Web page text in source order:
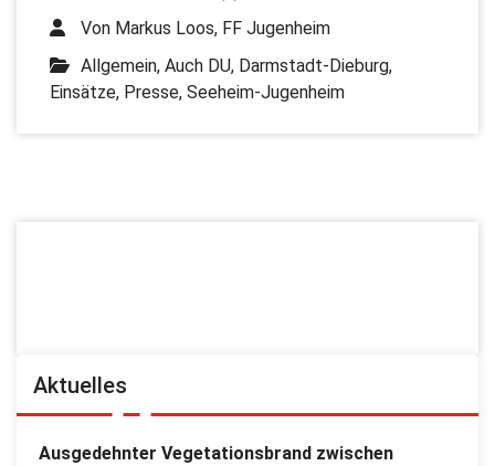
Von Markus Loos, FF Jugenheim
Allgemein, Auch DU, Darmstadt-Dieburg,
Einsätze, Presse, Seeheim-Jugenheim
Aktuelles
Ausgedehnter Vegetationsbrand zwischen